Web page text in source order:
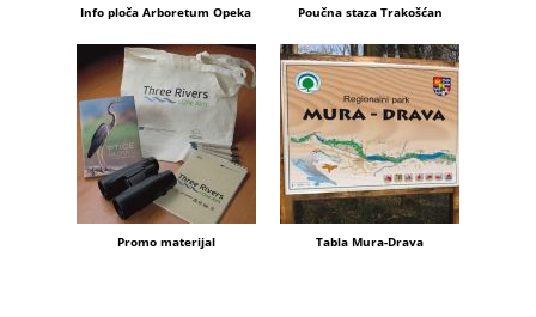
Info ploča Arboretum Opeka Poučna staza Trakošćan
Promo materijal Tabla Mura-Drava